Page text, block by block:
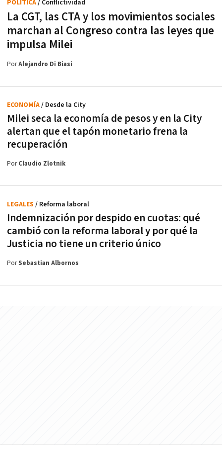
La CGT, las CTA y los movimientos sociales
marchan al Congreso contra las leyes que
impulsa Milei
POLÍTICA/ Conflictividad
PorAlejandro Di Biasi
Milei seca la economía de pesos y en la City
alertan que el tapón monetario frena la
recuperación
ECONOMÍA/ Desde la City
PorClaudio Zlotnik
Indemnización por despido en cuotas: qué
cambió con la reforma laboral y por qué la
Justicia no tiene un criterio único
LEGALES / Reforma laboral
PorSebastian Albornos